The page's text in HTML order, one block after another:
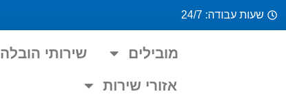
שעות עבודה: 24/7
מובילים שירותי הובלה
אזורי שירות